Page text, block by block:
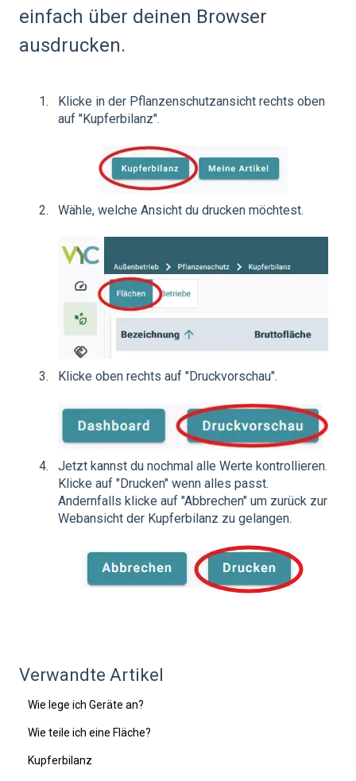
einfach über deinen Browser
ausdrucken.
Klicke in der Pflanzenschutzansicht rechts oben
auf "Kupferbilanz".
Wähle, welche Ansicht du drucken möchtest.
Klicke oben rechts auf "Druckvorschau".
Jetzt kannst du nochmal alle Werte kontrollieren.
Klicke auf "Drucken" wenn alles passt.
Andernfalls klicke auf "Abbrechen" um zurück zur
Webansicht der Kupferbilanz zu gelangen.
Verwandte Artikel
Wie lege ich Geräte an?
Wie teile ich eine Fläche?
Kupferbilanz